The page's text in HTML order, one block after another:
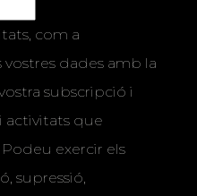
com a
vostres dades amb la
subscripció i
activitats que
Podeu exercir els
supressió,